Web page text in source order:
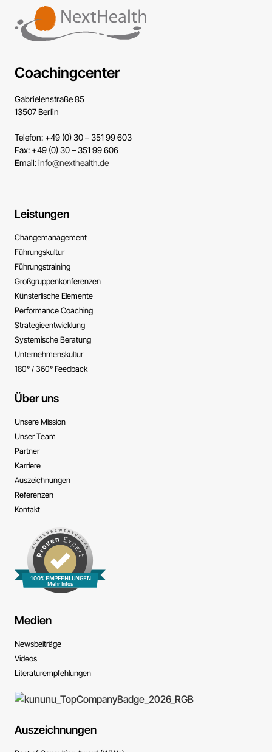
Coachingcenter
Gabrielenstraße 85
13507 Berlin
Telefon: +49 (0) 30 – 351 99 603
Fax: +49 (0) 30 – 351 99 606
Email:info@nexthealth.de
Leistungen
Change­management
Führungs­kultur
Führungs­training
Großgruppen­konferenzen
Künsterlische ­Elemente
Performance ­Coaching
Strategie­entwicklung
Systemische ­Beratung
Unternehmens­kultur
180° / 360° Feedback
Über uns
Unsere Mission
Unser Team
Partner
Karriere
Auszeichnungen
Referenzen
Kontakt
100% EMPFEHLUNGEN
Mehr Infos
Medien
News­beiträge
Videos
Literatur­empfehlungen
Auszeichnungen